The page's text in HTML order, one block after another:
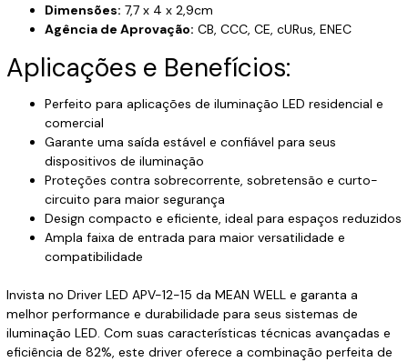
Dimensões: 7,7 x 4 x 2,9cm
Agência de Aprovação: CB, CCC, CE, cURus, ENEC
Aplicações e Benefícios:
Perfeito para aplicações de iluminação LED residencial e
comercial
Garante uma saída estável e confiável para seus
dispositivos de iluminação
Proteções contra sobrecorrente, sobretensão e curto-
circuito para maior segurança
Design compacto e eficiente, ideal para espaços reduzidos
Ampla faixa de entrada para maior versatilidade e
compatibilidade
Invista no Driver LED APV-12-15 da MEAN WELL e garanta a
melhor performance e durabilidade para seus sistemas de
iluminação LED. Com suas características técnicas avançadas e
eficiência de 82%, este driver oferece a combinação perfeita de